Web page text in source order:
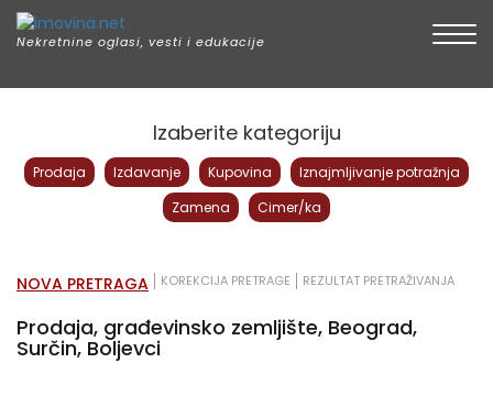
Nekretnine oglasi, vesti i edukacije
Izaberite kategoriju
Prodaja Izdavanje Kupovina
Iznajmljivanje potražnja
Zamena
Cimer/ka
NOVA PRETRAGA KOREKCIJA PRETRAGE REZULTAT PRETRAŽIVANJA
Prodaja, građevinsko zemljište, Beograd,
Surčin, Boljevci